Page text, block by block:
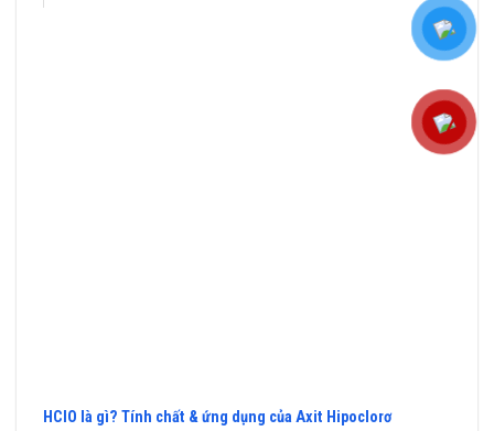
HClO là gì? Tính chất & ứng dụng của Axit Hipoclorơ